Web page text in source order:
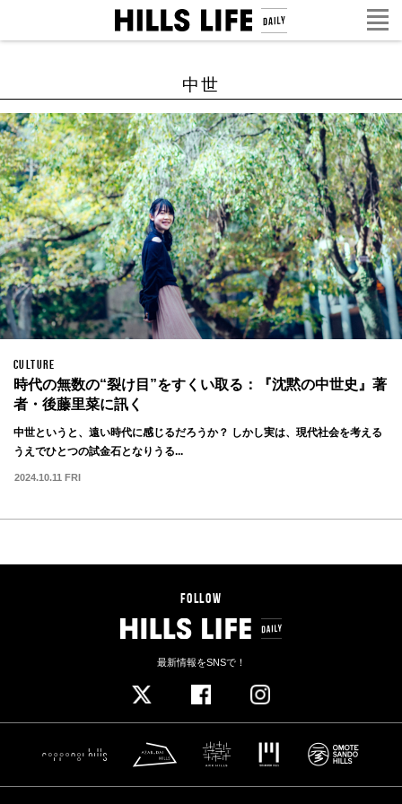
中世
CULTURE
時代の無数の“裂け目”をすくい取る：『沈黙の中世史』著
者・後藤里菜に訊く
中世というと、遠い時代に感じるだろうか？ しかし実は、現代社会を考える
うえでひとつの試金石となりうる...
2024.10.11 FRI
FOLLOW
最新情報をSNSで！